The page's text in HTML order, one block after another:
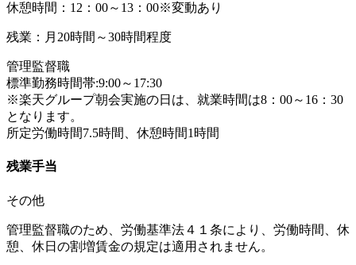
休憩時間：12：00～13：00※変動あり
残業：月20時間～30時間程度
管理監督職
標準勤務時間帯:9:00～17:30
※楽天グループ朝会実施の日は、就業時間は8：00～16：30
となります。
所定労働時間7.5時間、休憩時間1時間
残業手当
その他
管理監督職のため、労働基準法４１条により、労働時間、休
憩、休日の割増賃金の規定は適用されません。